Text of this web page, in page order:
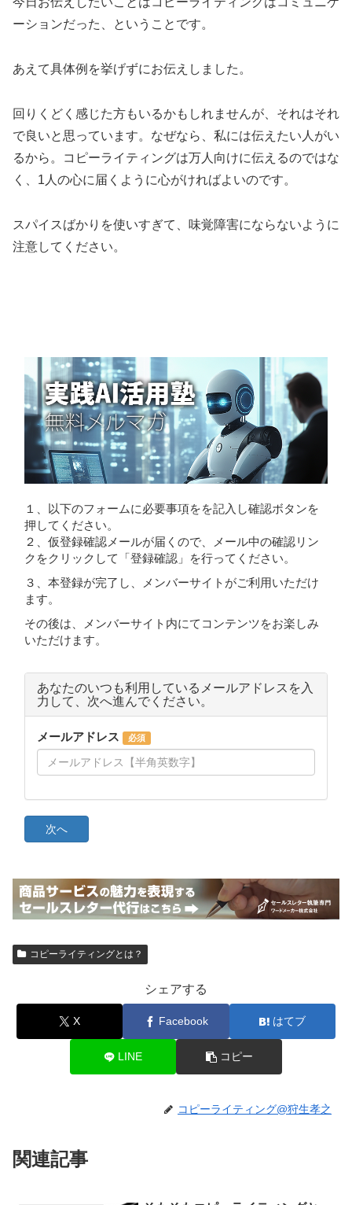
ーションだった、ということです。
あえて具体例を挙げずにお伝えしました。
回りくどく感じた方もいるかもしれませんが、それはそれ
で良いと思っています。なぜなら、私には伝えたい人がい
るから。コピーライティングは万人向けに伝えるのではな
く、1人の心に届くように心がければよいのです。
スパイスばかりを使いすぎて、味覚障害にならないように
注意してください。
コピーライティングとは？
シェアする
X Facebook はてブ
LINE コピー
コピーライティング@狩生孝之
関連記事